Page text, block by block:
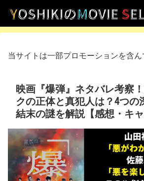
当サイトは一部プロモーションを含ん
映画『爆弾』ネタバレ考察
クの正体と真犯人は？4つの
結末の謎を解説【感想・キャ